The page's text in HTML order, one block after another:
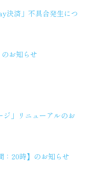
決済」不具合発生につ
お知らせ
」リニューアルのお
：20時】のお知らせ